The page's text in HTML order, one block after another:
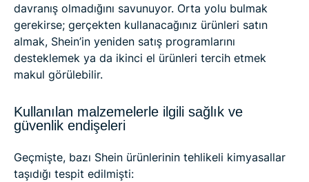
davranış olmadığını savunuyor. Orta yolu bulmak
gerekirse; gerçekten kullanacağınız ürünleri satın
almak, Shein’in yeniden satış programlarını
desteklemek ya da ikinci el ürünleri tercih etmek
makul görülebilir.
Kullanılan malzemelerle ilgili sağlık ve
güvenlik endişeleri
Geçmişte, bazı Shein ürünlerinin tehlikeli kimyasallar
taşıdığı tespit edilmişti: